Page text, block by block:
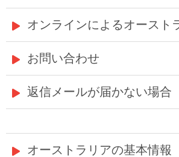
オンラインによるオースト
お問い合わせ
返信メールが届かない場合
オーストラリアの基本情報